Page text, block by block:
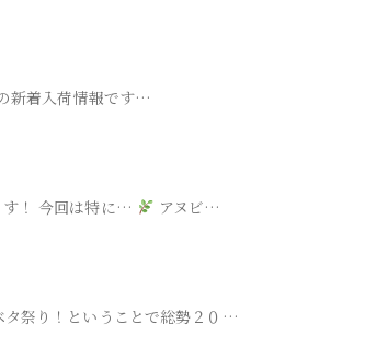
新着入荷情報です…
す！ 今回は特に…
アヌビ…
タ祭り！ということで総勢２０…